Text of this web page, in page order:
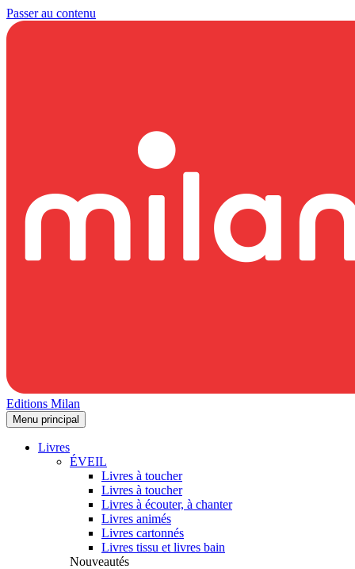
Passer au contenu
Editions Milan
Menu principal
Livres
ÉVEIL
Livres à toucher
Livres à toucher
Livres à écouter, à chanter
Livres animés
Livres cartonnés
Livres tissu et livres bain
Nouveautés